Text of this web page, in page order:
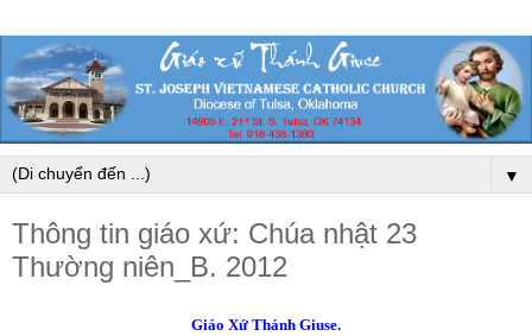
▼
Thông tin giáo xứ: Chúa nhật 23
Thường niên_B. 2012
Giáo Xứ Thánh Giuse.